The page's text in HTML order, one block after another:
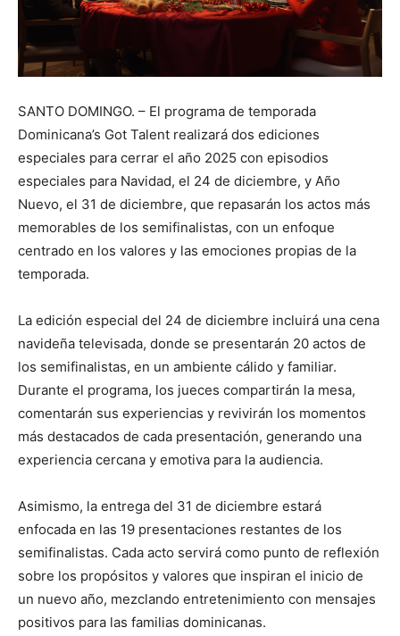
SANTO DOMINGO. – El programa de temporada
Dominicana’s Got Talent realizará dos ediciones
especiales para cerrar el año 2025 con episodios
especiales para Navidad, el 24 de diciembre, y Año
Nuevo, el 31 de diciembre, que repasarán los actos más
memorables de los semifinalistas, con un enfoque
centrado en los valores y las emociones propias de la
temporada.
La edición especial del 24 de diciembre incluirá una cena
navideña televisada, donde se presentarán 20 actos de
los semifinalistas, en un ambiente cálido y familiar.
Durante el programa, los jueces compartirán la mesa,
comentarán sus experiencias y revivirán los momentos
más destacados de cada presentación, generando una
experiencia cercana y emotiva para la audiencia.
Asimismo, la entrega del 31 de diciembre estará
enfocada en las 19 presentaciones restantes de los
semifinalistas. Cada acto servirá como punto de reflexión
sobre los propósitos y valores que inspiran el inicio de
un nuevo año, mezclando entretenimiento con mensajes
positivos para las familias dominicanas.